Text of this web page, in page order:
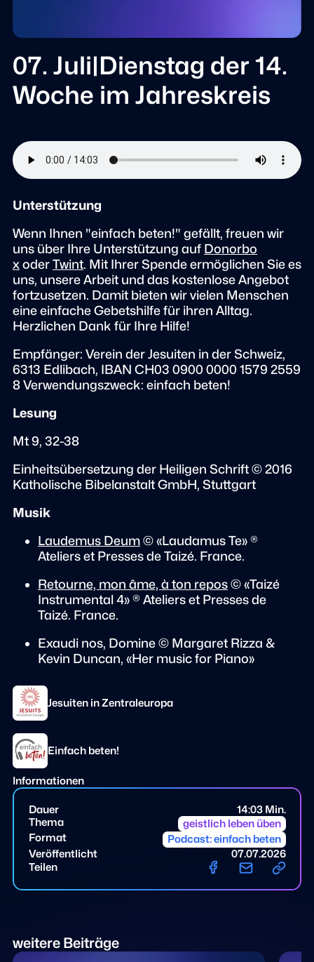
07. Juli|Dienstag der 14.
Woche im Jahreskreis
Unterstützung
Wenn Ihnen "einfach beten!" gefällt, freuen wir
uns über Ihre Unterstützung auf Donorbo
xoderTwint. Mit Ihrer Spende ermöglichen Sie es
uns, unsere Arbeit und das kostenlose Angebot
fortzusetzen. Damit bieten wir vielen Menschen
eine einfache Gebetshilfe für ihren Alltag.
Herzlichen Dank für Ihre Hilfe!
Empfänger: Verein der Jesuiten in der Schweiz,
6313 Edlibach, IBAN CH03 0900 0000 1579 2559
8 Verwendungszweck: einfach beten!
Lesung
Mt 9, 32-38
Einheitsübersetzung der Heiligen Schrift © 2016
Katholische Bibelanstalt GmbH, Stuttgart
Musik
Laudemus Deum© «Laudamus Te» ®
Ateliers et Presses de Taizé. France.
Retourne, mon âme, à ton repos© «Taizé
Instrumental 4» ® Ateliers et Presses de
Taizé. France.
Exaudi nos, Domine © Margaret Rizza &
Kevin Duncan, «Her music for Piano»
Jesuiten in Zentraleuropa
Einfach beten!
Informationen
Dauer
14:03 Min.
Thema
geistlich leben üben
Format
Podcast: einfach beten
Veröffentlicht
07.07.2026
Teilen
weitere Beiträge